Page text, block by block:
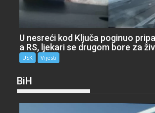
U nesreći kod Ključa poginuo
a RS, ljekari se drugom bore za
USK Vijesti
BiH